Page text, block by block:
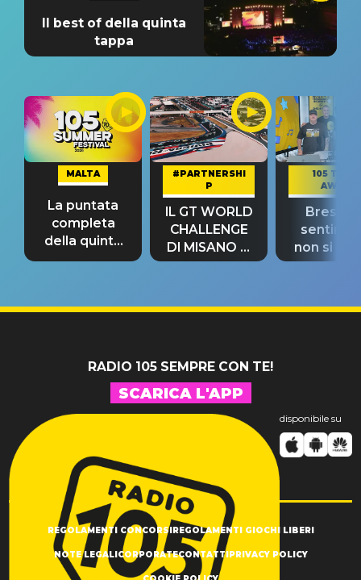
Il best of della quinta
tappa
MALTA
La puntata
completa
della quinta
tappa
#PARTNERSHI
P
IL GT WORLD
CHALLENGE
DI MISANO si
riconferma
105 TAKE
AWAY
Bresh:
non si
fino alla
RADIO 105 SEMPRE CON TE!
SCARICA L'APP
disponibile su
REGOLAMENTI CONCORSI REGOLAMENTI GIOCHI LIBERI
NOTE LEGALI CORPORATECONTATTI PRIVACY POLICY